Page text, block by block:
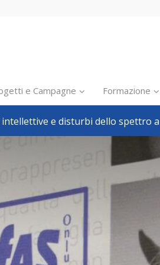
Inclusione scolastica
Inclusione lavorativa
Politiche sociali
Pillole
Formazione
Avvisi, bandi
Welfare locale
e Campagne Formazione
e disturbi dello spettro